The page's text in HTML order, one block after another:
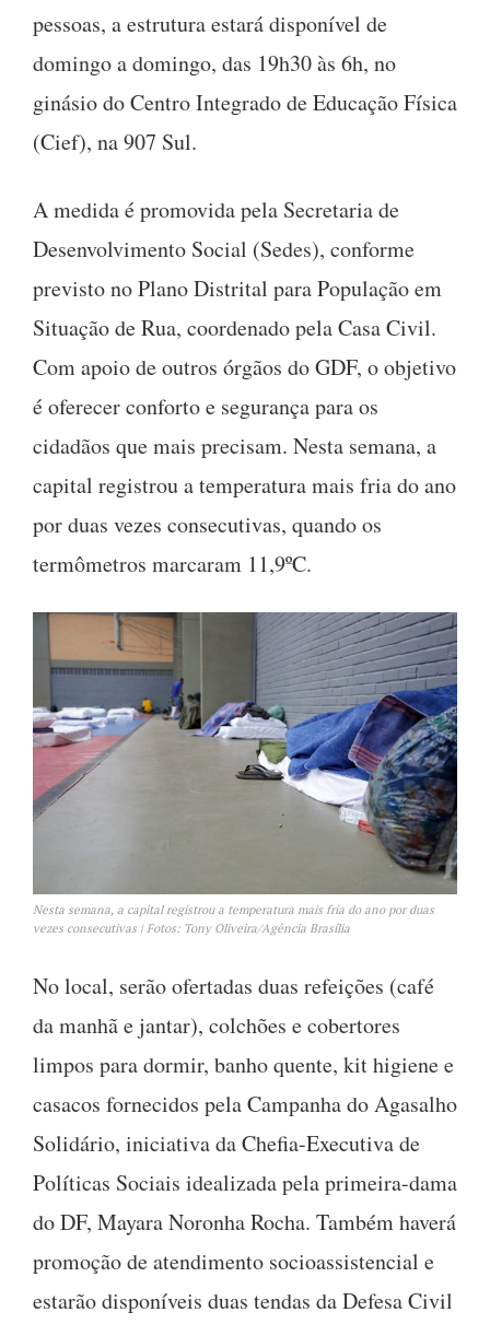
pessoas, a estrutura estará disponível de
domingo a domingo, das 19h30 às 6h, no
ginásio do Centro Integrado de Educação Física
(Cief), na 907 Sul.
A medida é promovida pela Secretaria de
Desenvolvimento Social (Sedes), conforme
previsto no Plano Distrital para População em
Situação de Rua, coordenado pela Casa Civil.
Com apoio de outros órgãos do GDF, o objetivo
é oferecer conforto e segurança para os
cidadãos que mais precisam. Nesta semana, a
capital registrou a temperatura mais fria do ano
por duas vezes consecutivas, quando os
termômetros marcaram 11,9ºC.
Nesta semana, a capital registrou a temperatura mais fria do ano por duas
vezes consecutivas | Fotos: Tony Oliveira/Agência Brasília
No local, serão ofertadas duas refeições (café
da manhã e jantar), colchões e cobertores
limpos para dormir, banho quente, kit higiene e
casacos fornecidos pela Campanha do Agasalho
Solidário, iniciativa da Chefia-Executiva de
Políticas Sociais idealizada pela primeira-dama
do DF, Mayara Noronha Rocha. Também haverá
promoção de atendimento socioassistencial e
estarão disponíveis duas tendas da Defesa Civil